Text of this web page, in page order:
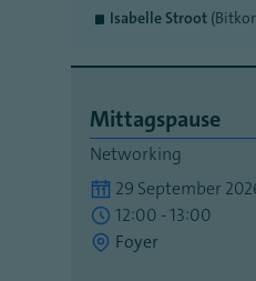
Isabelle Stroot
Mittagspause
Networking
29 September
12:00 - 13:00
Foyer